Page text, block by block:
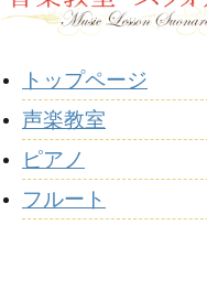
トップページ
声楽教室
ピアノ
フルート